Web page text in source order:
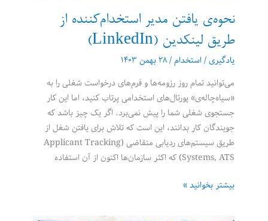
نحوه‌ی یافتن مدیر استخدام‌کننده از
طریق لینکدین (LinkedIn)
یادگیری/استخدام/۲۸ بهمن ۱۴۰۳
می‌توانید تمام روز رزومه‌ها و فرم‌های درخواست شغلی را به
«سیاه‌چاله‌ی» پورتال‌های استخدامی پرتاب کنید، اما این کار
جستجوی شغلی شما را پیش نمی‌برد. اگر یک چیز باشد که
جویندگان کار بدانند، این است که تلاش برای یافتن شغل از
طریق سیستم‌های ردیابی متقاضی (Applicant Tracking
Systems, ATS) که اکثر سازمان‌ها اکنون از آن استفاده
نحوه‌ی
بیشتر بخوانید »